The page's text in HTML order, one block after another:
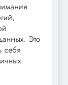
Это
себя